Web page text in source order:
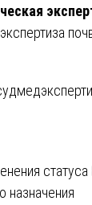
назначения